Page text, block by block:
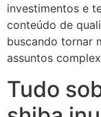
investimentos e
conteúdo de
buscando tornar
assuntos
Tudo